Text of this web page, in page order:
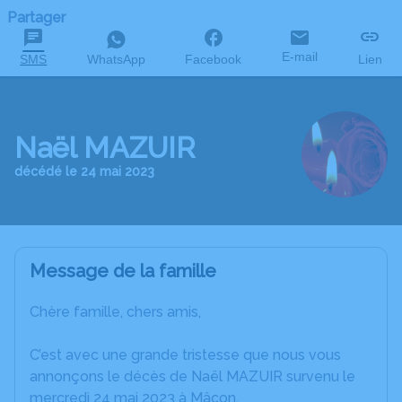
Partager
SMS WhatsApp Facebook E-mail Lien
Naël MAZUIR
décédé le 24 mai 2023
Message de la famille
Chère famille, chers amis,
C’est avec une grande tristesse que nous vous
annonçons le décès de Naël MAZUIR survenu le
mercredi 24 mai 2023 à Mâcon.